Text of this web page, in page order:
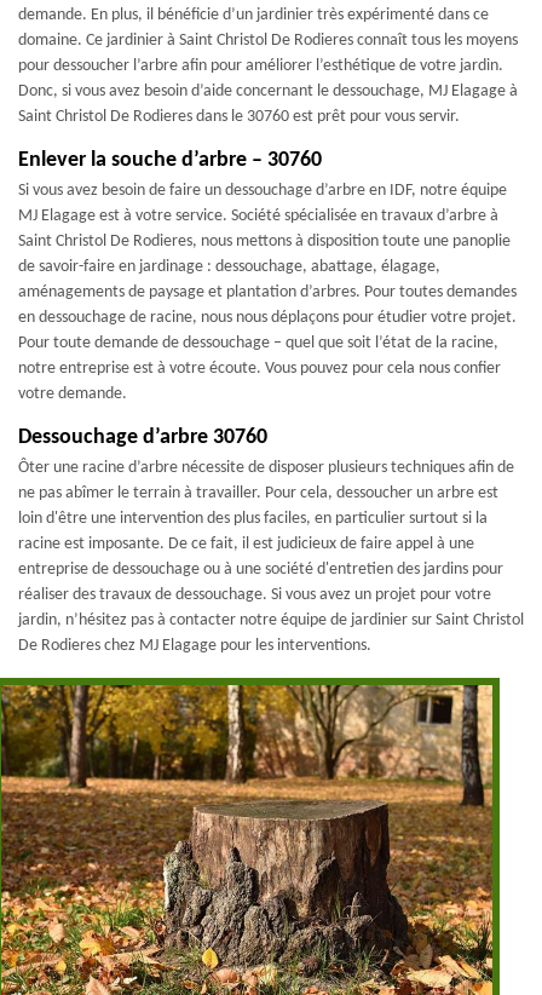
demande. En plus, il bénéficie d’un jardinier très expérimenté dans ce
domaine. Ce jardinier à Saint Christol De Rodieres connaît tous les moyens
pour dessoucher l’arbre afin pour améliorer l’esthétique de votre jardin.
Donc, si vous avez besoin d’aide concernant le dessouchage, MJ Elagage à
Saint Christol De Rodieres dans le 30760 est prêt pour vous servir.
Enlever la souche d’arbre – 30760
Si vous avez besoin de faire un dessouchage d’arbre en IDF, notre équipe
MJ Elagage est à votre service. Société spécialisée en travaux d’arbre à
Saint Christol De Rodieres, nous mettons à disposition toute une panoplie
de savoir-faire en jardinage : dessouchage, abattage, élagage,
aménagements de paysage et plantation d’arbres. Pour toutes demandes
en dessouchage de racine, nous nous déplaçons pour étudier votre projet.
Pour toute demande de dessouchage – quel que soit l’état de la racine,
notre entreprise est à votre écoute. Vous pouvez pour cela nous confier
votre demande.
Dessouchage d’arbre 30760
Ôter une racine d’arbre nécessite de disposer plusieurs techniques afin de
ne pas abîmer le terrain à travailler. Pour cela, dessoucher un arbre est
loin d'être une intervention des plus faciles, en particulier surtout si la
racine est imposante. De ce fait, il est judicieux de faire appel à une
entreprise de dessouchage ou à une société d'entretien des jardins pour
réaliser des travaux de dessouchage. Si vous avez un projet pour votre
jardin, n’hésitez pas à contacter notre équipe de jardinier sur Saint Christol
De Rodieres chez MJ Elagage pour les interventions.